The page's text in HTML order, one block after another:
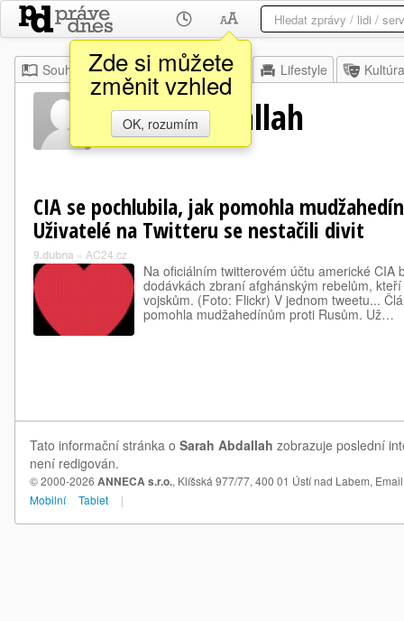
Zde si můžete
změnit vzhled
OK, rozumím
Souhrn Moje Z domova Lifestyle Kultúra
Sarah Abdallah
CIA se pochlubila, jak pomohla
Uživatelé na Twitteru se nestačili divit
9.dubna » AC24.cz
Na oficiálním twitterovém účtu americké CIA
dodávkách zbraní afghánským rebelům,
vojskům. (Foto: Flickr) V jednom tweetu...
pomohla mudžahedínům proti Rusům. Už…
Tato informační stránka o Sarah Abdallah zobrazuje poslední
není redigován.
© 2000-2026 ANNECA s.r.o., Klíšská 977/77, 400 01 Ústí nad Labem,
Mobilní
Tablet |